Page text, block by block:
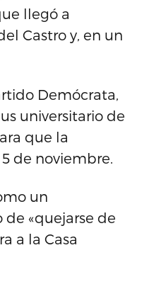
llegó a
Castro y, en un
Demócrata,
universitario de
que la
de noviembre.
un
«quejarse de
a la Casa